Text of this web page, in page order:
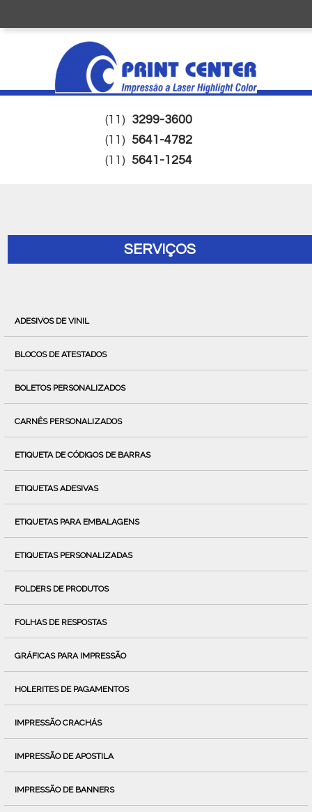
(11) 3299-3600
(11) 5641-4782
(11) 5641-1254
SERVIÇOS
ADESIVOS DE VINIL
BLOCOS DE ATESTADOS
BOLETOS PERSONALIZADOS
CARNÊS PERSONALIZADOS
ETIQUETA DE CÓDIGOS DE BARRAS
ETIQUETAS ADESIVAS
ETIQUETAS PARA EMBALAGENS
ETIQUETAS PERSONALIZADAS
FOLDERS DE PRODUTOS
FOLHAS DE RESPOSTAS
GRÁFICAS PARA IMPRESSÃO
HOLERITES DE PAGAMENTOS
IMPRESSÃO CRACHÁS
IMPRESSÃO DE APOSTILA
IMPRESSÃO DE BANNERS